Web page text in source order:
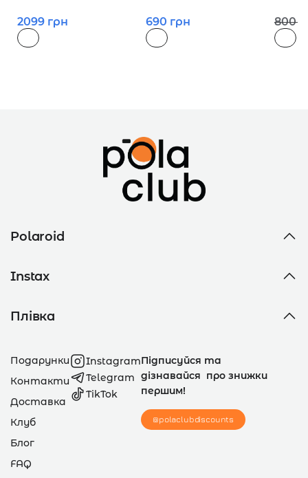
2099 грн 690 грн 800
Polaroid
Instax
Плівка
Подарунки
Контакти
Доставка
Клуб
Блог
FAQ
Instagram
Telegram
TikTok
Підписуйся та
дізнавайся про знижки
першим!
@polaclubdiscounts